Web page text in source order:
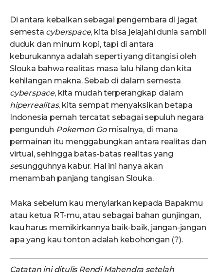
Di antara kebaikan sebagai pengembara di jagat
semesta cyberspace, kita bisa jelajahi dunia sambil
duduk dan minum kopi, tapi di antara
keburukannya adalah seperti yang ditangisi oleh
Slouka bahwa realitas masa lalu hilang dan kita
kehilangan makna. Sebab di dalam semesta
cyberspace, kita mudah terperangkap dalam
hiperrealitas, kita sempat menyaksikan betapa
Indonesia pernah tercatat sebagai sepuluh negara
pengunduh Pokemon Gomisalnya, di mana
permainan itu menggabungkan antara realitas dan
virtual, sehingga batas-batas realitas yang
sesungguhnya kabur. Hal ini hanya akan
menambah panjang tangisan Slouka.
Maka sebelum kau menyiarkan kepada Bapakmu
atau ketua RT-mu, atau sebagai bahan gunjingan,
kau harus memikirkannya baik-baik, jangan-jangan
apa yang kau tonton adalah kebohongan (?).
Catatan ini ditulis Rendi Mahendra setelah